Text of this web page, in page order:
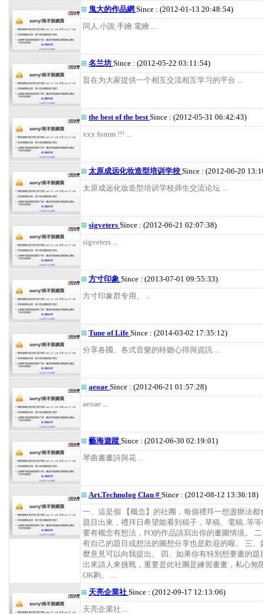
鬼大的作品網 Since : (2012-01-13 20:48:54)
同人.小說.手繪.電繪 ...
名兰坊 Since : (2012-05-22 03:11:54)
旨在为大家提供一个相互交流相互学习的平台 ...
the best of the bestSince : (2012-05-31 06:42:43)
xxx forum !!! ...
太原成远化妆造型培训学校 Since : (2012-06-20
太原成远化妆造型培训学校师生交流论坛 ...
sigveters Since : (2012-06-21 02:07:38)
sigveters ...
方寸印象 Since : (2013-07-01 09:55:33)
方寸印象群专用。 ...
Tune of Life Since : (2014-03-02 17:35:12)
分享各國、各式音樂的聆聽心得與資訊 ...
aeoae Since : (2012-06-21 01:57:28)
aeoae ...
藝海遊蹤 Since : (2012-06-30 02:19:01)
琴曲書畫詩與花 ...
Art.Technolog Clan # Since : (2012-08-12 13:36:18)
一、這是個 【概念】的社團，每個禮拜一想盡辦法都
題目出來，禮拜日希望能看到稿子，草稿、電稿..等
要有概念有想法，PO的作品請寫出你的畫圖情境。
有自己的題目或想法的圖想分享也是歡迎的喔。 三、
麼意見可以向我提出。 四、如果你有特別想要畫的題
出來請人來挑戰，重要是此社團是練習畫畫，私心無
OK齁。 ...
天亮企業社 Since : (2012-09-17 12:13:06)
天亮企業社 ...